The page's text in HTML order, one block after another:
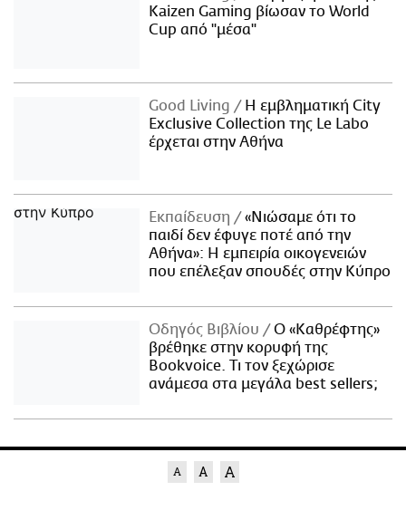
Kaizen Gaming βίωσαν το World
Cup από "μέσα"
Good Living
Η εμβληματική City
Exclusive Collection της Le Labo
έρχεται στην Αθήνα
Εκπαίδευση
«Νιώσαμε ότι το
παιδί δεν έφυγε ποτέ από την
Αθήνα»: Η εμπειρία οικογενειών
που επέλεξαν σπουδές στην Κύπρο
Οδηγός Βιβλίου
Ο «Καθρέφτης»
βρέθηκε στην κορυφή της
Bookvoice. Τι τον ξεχώρισε
ανάμεσα στα μεγάλα best sellers;